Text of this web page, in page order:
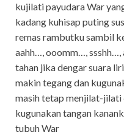
kujilati payudara War
kadang kuhisap puting
remas rambutku sambil
aahh…, ooomm…, ssshh…,
tahan jika dengar suara
makin tegang dan
masih tetap menjilat-jilati
kugunakan tangan
tubuh War